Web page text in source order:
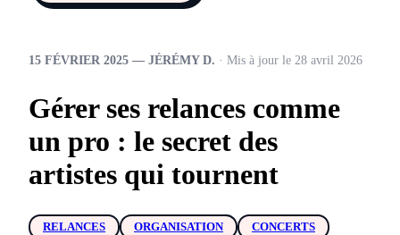
15 FÉVRIER 2025 — JÉRÉMY D. · Mis à jour le 28 avril 2026
Gérer ses relances comme
un pro : le secret des
artistes qui tournent
RELANCES ORGANISATION CONCERTS